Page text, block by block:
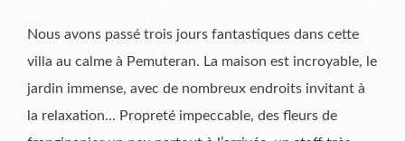
Nous avons passé trois jours fantastiques dans cette
villa au calme à Pemuteran. La maison est incroyable, le
jardin immense, avec de nombreux endroits invitant à
la relaxation… Propreté impeccable, des fleurs de